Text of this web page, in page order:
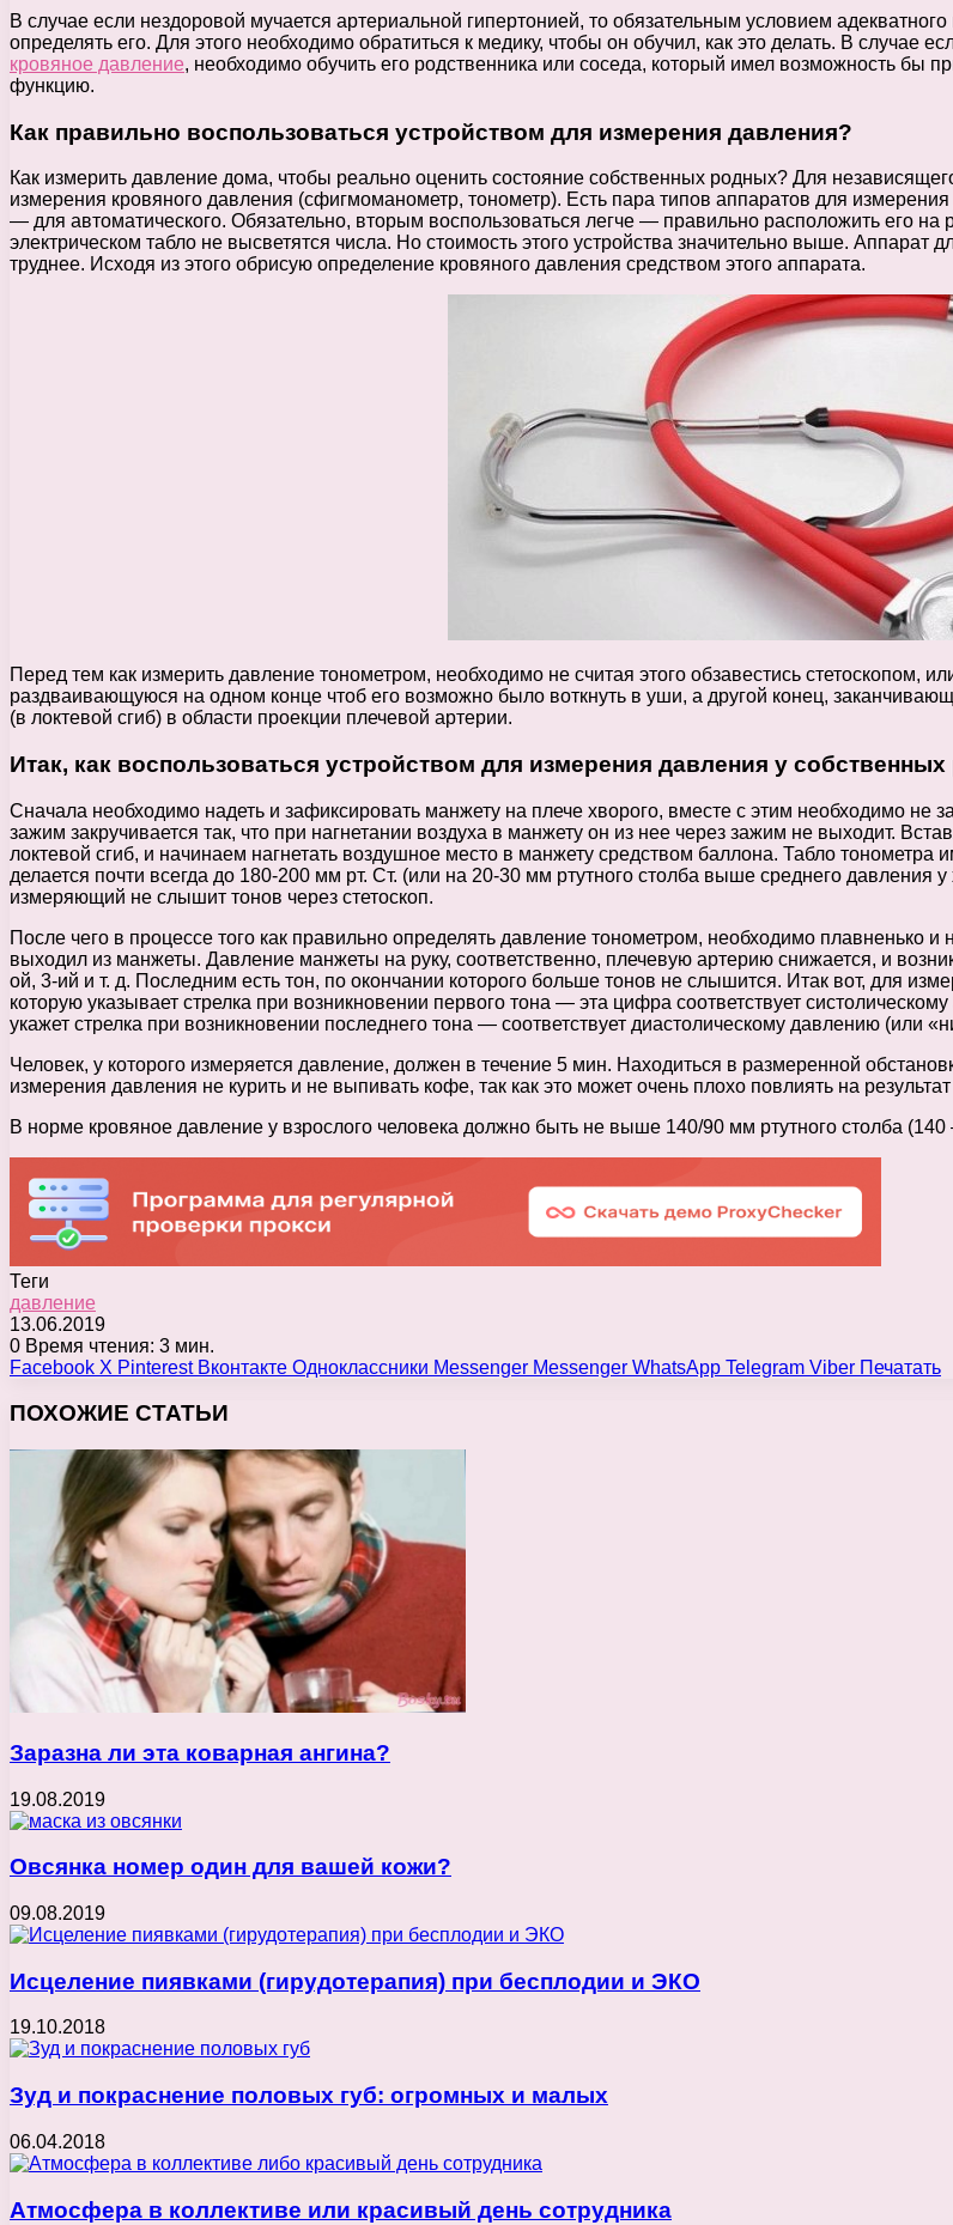
В случае если нездоровой мучается артериальной гипертонией, то обязательным условием
определять его. Для этого необходимо обратиться к медику, чтобы он обучил, как это делать. В случае
кровяное давление, необходимо обучить его родственника или соседа, который имел возможность бы
функцию.
Как правильно воспользоваться устройством для измерения давления?
Как измерить давление дома, чтобы реально оценить состояние собственных родных? Для
измерения кровяного давления (сфигмоманометр, тонометр). Есть пара типов аппаратов для
— для автоматического. Обязательно, вторым воспользоваться легче — правильно расположить его на
электрическом табло не высветятся числа. Но стоимость этого устройства значительно выше.
труднее. Исходя из этого обрисую определение кровяного давления средством этого аппарата.
Перед тем как измерить давление тонометром, необходимо не считая этого обзавестись стетоскопом,
раздваивающуюся на одном конце чтоб его возможно было воткнуть в уши, а другой конец,
(в локтевой сгиб) в области проекции плечевой артерии.
Итак, как воспользоваться устройством для измерения давления у
Сначала необходимо надеть и зафиксировать манжету на плече хворого, вместе с этим необходимо не
зажим закручивается так, что при нагнетании воздуха в манжету он из нее через зажим не выходит.
локтевой сгиб, и начинаем нагнетать воздушное место в манжету средством баллона. Табло тонометра
делается почти всегда до 180-200 мм рт. Ст. (или на 20-30 мм ртутного столба выше среднего давления
измеряющий не слышит тонов через стетоскоп.
После чего в процессе того как правильно определять давление тонометром, необходимо плавненько
выходил из манжеты. Давление манжеты на руку, соответственно, плечевую артерию снижается, и
ой, 3-ий и т. д. Последним есть тон, по окончании которого больше тонов не слышится. Итак вот, для
которую указывает стрелка при возникновении первого тона — эта цифра соответствует
укажет стрелка при возникновении последнего тона — соответствует диастолическому давлению (или
Человек, у которого измеряется давление, должен в течение 5 мин. Находиться в размеренной
измерения давления не курить и не выпивать кофе, так как это может очень плохо повлиять на
В норме кровяное давление у взрослого человека должно быть не выше 140/90 мм ртутного столба
Теги
давление
13.06.2019
0 Время чтения: 3 мин.
Facebook X Pinterest Вконтакте Одноклассники Messenger Messenger WhatsApp Telegram Viber Печатать
ПОХОЖИЕ СТАТЬИ
Заразна ли эта коварная ангина?
19.08.2019
Овсянка номер один для вашей кожи?
09.08.2019
Исцеление пиявками (гирудотерапия) при бесплодии и ЭКО
19.10.2018
Зуд и покраснение половых губ: огромных и малых
06.04.2018
Атмосфера в коллективе или красивый день сотрудника